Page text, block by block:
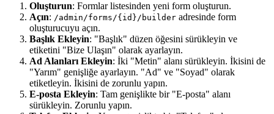
Oluşturun: Formlar listesinden yeni form oluşturun.
Açın: /admin/forms/{id}/builder adresinde form
oluşturucuyu açın.
Başlık Ekleyin: "Başlık" düzen öğesini sürükleyin ve
etiketini "Bize Ulaşın" olarak ayarlayın.
Ad Alanları Ekleyin: İki "Metin" alanı sürükleyin. İkisini de
"Yarım" genişliğe ayarlayın. "Ad" ve "Soyad" olarak
etiketleyin. İkisini de zorunlu yapın.
E-posta Ekleyin: Tam genişlikte bir "E-posta" alanı
sürükleyin. Zorunlu yapın.